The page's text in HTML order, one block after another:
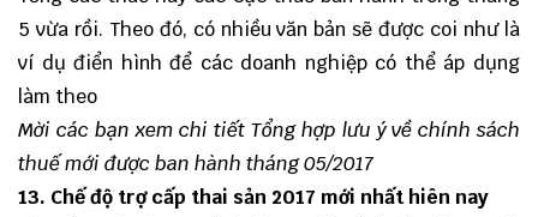
5 vừa rồi. Theo đó, có nhiều văn bản sẽ được coi như là
ví dụ điển hình để các doanh nghiệp có thể áp dụng
làm theo
Mời các bạn xem chi tiết Tổng hợp lưu ý về chính sách
thuế mới được ban hành tháng 05/2017
13. Chế độ trợ cấp thai sản 2017 mới nhất hiên nay